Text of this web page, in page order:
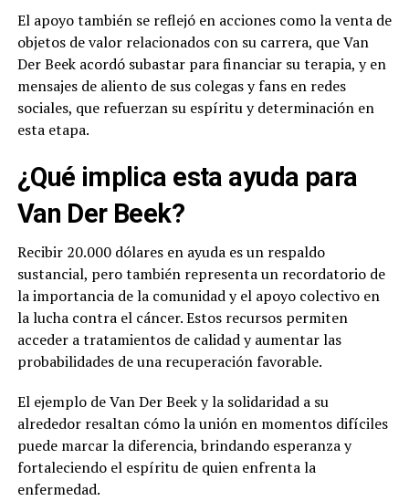
El apoyo también se reflejó en acciones como la venta de
objetos de valor relacionados con su carrera, que Van
Der Beek acordó subastar para financiar su terapia, y en
mensajes de aliento de sus colegas y fans en redes
sociales, que refuerzan su espíritu y determinación en
esta etapa.
¿Qué implica esta ayuda para
Van Der Beek?
Recibir 20.000 dólares en ayuda es un respaldo
sustancial, pero también representa un recordatorio de
la importancia de la comunidad y el apoyo colectivo en
la lucha contra el cáncer. Estos recursos permiten
acceder a tratamientos de calidad y aumentar las
probabilidades de una recuperación favorable.
El ejemplo de Van Der Beek y la solidaridad a su
alrededor resaltan cómo la unión en momentos difíciles
puede marcar la diferencia, brindando esperanza y
fortaleciendo el espíritu de quien enfrenta la
enfermedad.